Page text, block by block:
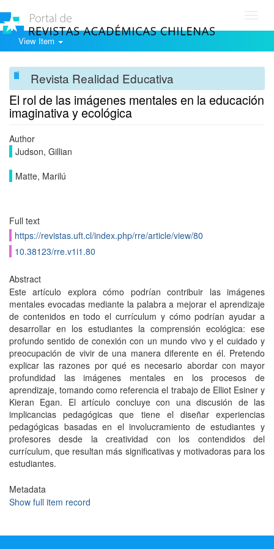
View Item
Revista Realidad Educativa
El rol de las imágenes mentales en la educación
imaginativa y ecológica
Author
Judson, Gillian
Matte, Marilú
Full text
https://revistas.uft.cl/index.php/rre/article/view/80
10.38123/rre.v1i1.80
Abstract
Este artículo explora cómo podrían contribuir las imágenes
mentales evocadas mediante la palabra a mejorar el aprendizaje
de contenidos en todo el currículum y cómo podrían ayudar a
desarrollar en los estudiantes la comprensión ecológica: ese
profundo sentido de conexión con un mundo vivo y el cuidado y
preocupación de vivir de una manera diferente en él. Pretendo
explicar las razones por qué es necesario abordar con mayor
profundidad las imágenes mentales en los procesos de
aprendizaje, tomando como referencia el trabajo de Elliot Esiner y
Kieran Egan. El artículo concluye con una discusión de las
implicancias pedagógicas que tiene el diseñar experiencias
pedagógicas basadas en el involucramiento de estudiantes y
profesores desde la creatividad con los contendidos del
currículum, que resultan más significativas y motivadoras para los
estudiantes.
Metadata
Show full item record